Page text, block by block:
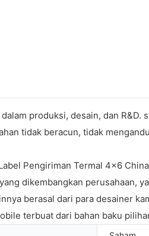
produksi, desain, dan R&D.
tidak beracun, tidak
Pengiriman Termal 4x6
dikembangkan perusahaan,
berasal dari para desainer
terbuat dari bahan baku